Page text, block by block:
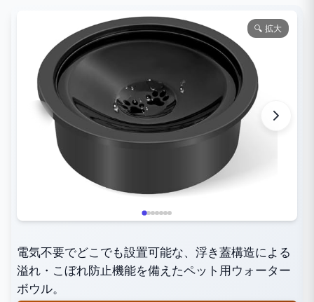
🔍 拡大
電気不要でどこでも設置可能な、浮き蓋構造による
溢れ・こぼれ防止機能を備えたペット用ウォーター
ボウル。